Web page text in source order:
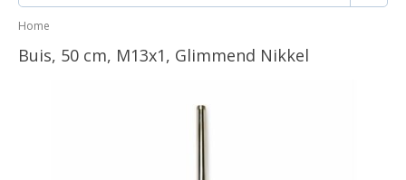
Home
Buis, 50 cm, M13x1, Glimmend Nikkel